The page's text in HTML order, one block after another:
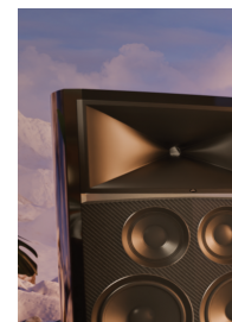
COUPS DE COEUR
DOSSIERS
NOUS CONTACTER